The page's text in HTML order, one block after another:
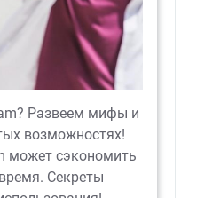
Развеем мифы и
возможностях!
может сэкономить
Секреты